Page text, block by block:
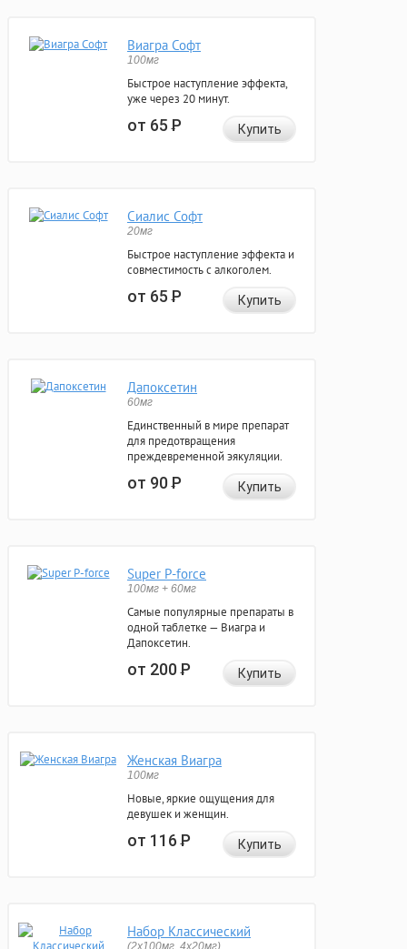
Виагра Софт
100мг
Быстрое наступление эффекта,
уже через 20 минут.
от 65Р Купить
Сиалис Софт
20мг
Быстрое наступление эффекта и
совместимость с алкоголем.
от 65Р Купить
Дапоксетин
60мг
Единственный в мире препарат
для предотвращения
преждевременной эякуляции.
от 90Р Купить
Super P-force
100мг + 60мг
Самые популярные препараты в
одной таблетке — Виагра и
Дапоксетин.
от 200Р Купить
Женская Виагра
100мг
Новые, яркие ощущения для
девушек и женщин.
от 116Р Купить
Набор Классический